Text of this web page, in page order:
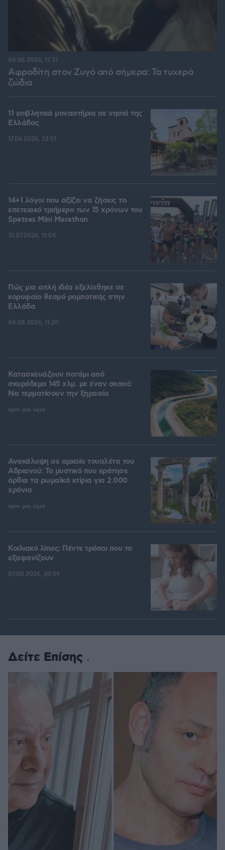
Αφροδίτη στον Ζυγό από σήμερα: Τα τυχερά
ζώδια
06.08.2026, 17:31
11 επιβλητικά μοναστήρια σε νησιά της
Ελλάδας
17.06.2026, 22:51
14+1 λόγοι που αξίζει να ζήσεις το
επετειακό τριήμερο των 15 χρόνων του
Spetses Mini Marathon
31.07.2026, 11:04
Πώς μια απλή ιδέα εξελίχθηκε σε
κορυφαίο θεσμό ρομποτικής στην
Ελλάδα
04.08.2026, 11:20
Κατασκευάζουν ποτάμι από
σκυρόδεμα 145 χλμ. με έναν σκοπό:
Να τερματίσουν την ξηρασία
πριν μία ώρα
Ανακάλυψη σε αρχαία τουαλέτα του
Αδριανού: Το μυστικό που κράτησε
όρθια τα ρωμαϊκά κτίρια για 2.000
χρόνια
πριν μία ώρα
Κοιλιακό λίπος: Πέντε τρόποι που το
εξαφανίζουν
07.08.2026, 09:01
Δείτε Επίσης